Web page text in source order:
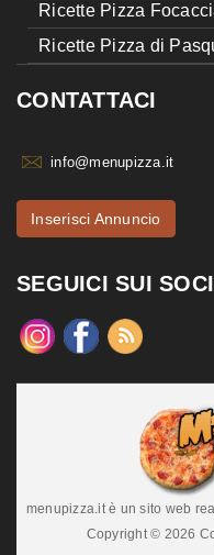
Ricette Pizza
Ricette Pizza di
CONTATTACI
info@menupizza.it
Inserisci Annuncio
SEGUICI SUI
menupizza.it è un sito web
Copyright © 2026